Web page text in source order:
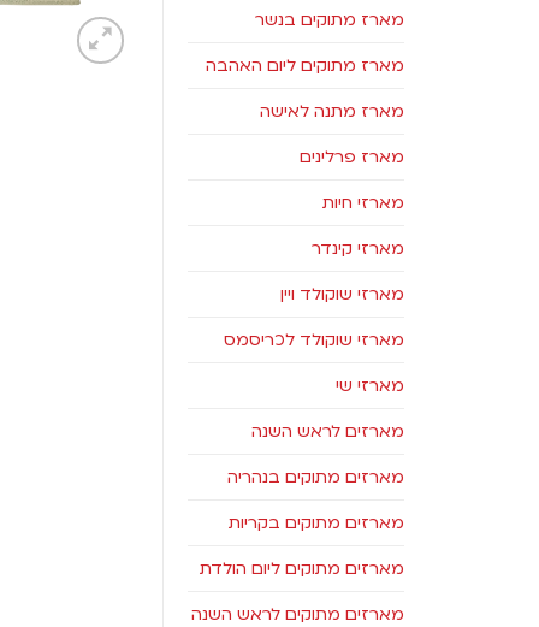
מארז מתוקים בנשר
מארז מתוקים ליום האהבה
מארז מתנה לאישה
מארז פרלינים
מארזי חיות
מארזי קינדר
מארזי שוקולד ויין
מארזי שוקולד לכריסמס
מארזי שי
מארזים לראש השנה
מארזים מתוקים בנהריה
מארזים מתוקים בקריות
מארזים מתוקים ליום הולדת
מארזים מתוקים לראש השנה